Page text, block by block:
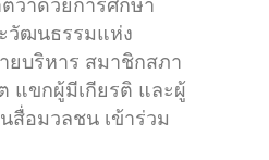
วัฒนธรรมแห่ง
ยบริหาร สมาชิกสภา
แขกผู้มีเกียรติ และผู้
สื่อมวลชน เข้าร่วม